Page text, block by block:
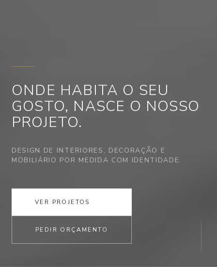
ONDE HABITA O SEU
GOSTO, NASCE O NOSSO
PROJETO.
DESIGN DE INTERIORES, DECORAÇÃO E
MOBILIÁRIO POR MEDIDA COM IDENTIDADE.
VER PROJETOS
PEDIR ORÇAMENTO